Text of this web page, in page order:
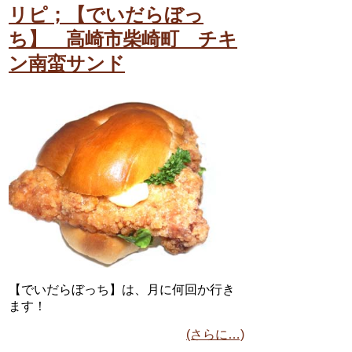
リピ；【でいだらぼっ
ち】 高崎市柴崎町 チキ
ン南蛮サンド
【でいだらぼっち】は、月に何回か行き
ます！
(さらに…)